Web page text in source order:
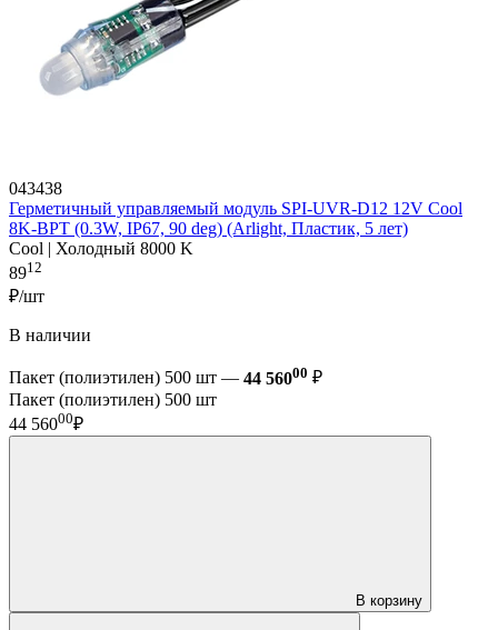
043438
Герметичный управляемый модуль SPI-UVR-D12 12V Cool
8K-BPT (0.3W, IP67, 90 deg) (Arlight, Пластик, 5 лет)
Cool | Холодный 8000 K
8912
₽/шт
В наличии
Пакет (полиэтилен) 500 шт — 44 56000 ₽
Пакет (полиэтилен) 500 шт
44 56000₽
В корзину